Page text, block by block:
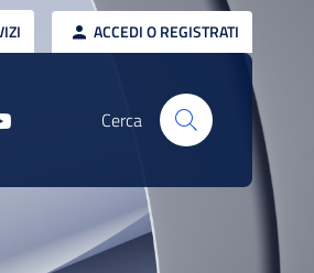
ACCEDI O REGISTRATI
Cerca